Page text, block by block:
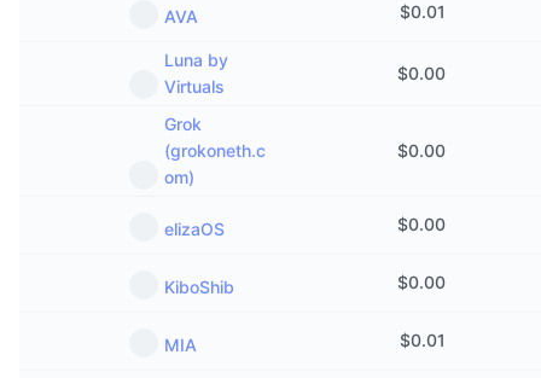
Ethereum ETF:er
AVA $0.01
Luna by
Virtuals
$0.00
Grok
(grokoneth.c
om)
$0.00
elizaOS $0.00
KiboShib $0.00
MIA $0.01